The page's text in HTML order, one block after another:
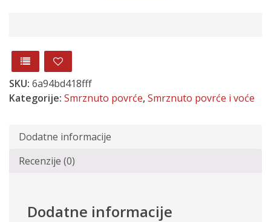
SKU: 6a94bd418fff
Kategorije: Smrznuto povrće,Smrznuto povrće i voće
Dodatne informacije
Recenzije (0)
Dodatne informacije